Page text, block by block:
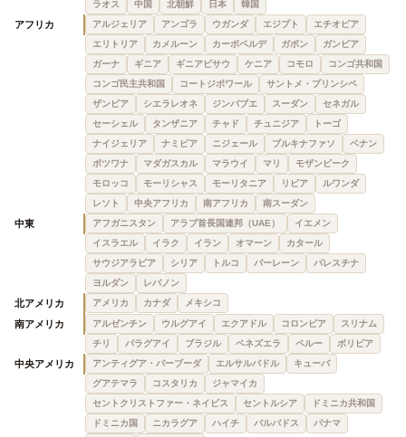
ラオス
中国 北朝鮮 日本 韓国
アフリカ アルジェリア アンゴラ ウガンダ エジプト
エチオピア
エリトリア
カメルーン カーボベルデ ガボン
ガンビア
ガーナ
ギニア ギニアビサウ ケニア コモロ
コンゴ共和国
コンゴ民主共和国
コートジボワール
サントメ・プリンシペ
ザンビア
シエラレオネ ジンバブエ スーダン
セネガル
セーシェル
タンザニア チャド チュニジア
トーゴ
ナイジェリア
ナミビア ニジェール ブルキナファソ
ベナン
ボツワナ
マダガスカル マラウイ マリ
モザンビーク
モロッコ
モーリシャス モーリタニア リビア
ルワンダ
レソト
中央アフリカ 南アフリカ 南スーダン
中東 アフガニスタン アラブ首長国連邦（UAE）
イエメン
イスラエル
イラク イラン オマーン
カタール
サウジアラビア
シリア トルコ バーレーン
パレスチナ
ヨルダン
レバノン
北アメリカ アメリカ カナダ メキシコ
南アメリカ アルゼンチン ウルグアイ エクアドル コロンビア
スリナム
チリ
パラグアイ ブラジル ベネズエラ ペルー ボリビア
中央アメリカ アンティグア・バーブーダ エルサルバドル
キューバ
グアテマラ
コスタリカ
ジャマイカ
セントクリストファー・ネイビス
セントルシア
ドミニカ共和国
ドミニカ国
ニカラグア ハイチ バルバドス パナマ